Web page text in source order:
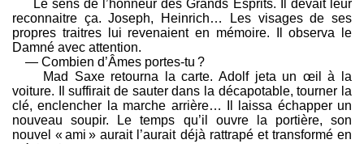
Le sens de l’honneur des Grands Esprits. Il devait leur
reconnaitre ça. Joseph, Heinrich… Les visages de ses
propres traitres lui revenaient en mémoire. Il observa le
Damné avec attention.
— Combien d’Âmes portes-tu ?
Mad Saxe retourna la carte. Adolf jeta un œil à la
voiture. Il suffirait de sauter dans la décapotable, tourner la
clé, enclencher la marche arrière… Il laissa échapper un
nouveau soupir. Le temps qu’il ouvre la portière, son
nouvel « ami » aurait l’aurait déjà rattrapé et transformé en